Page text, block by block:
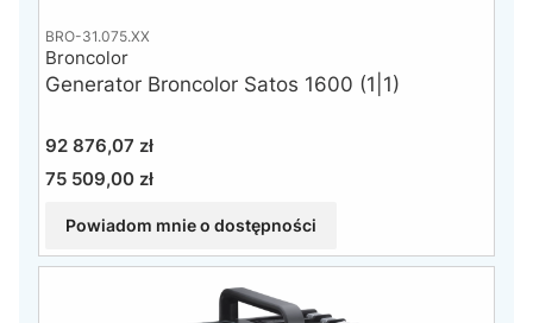
BRO-31.075.XX
Generator Broncolor Satos 1600 (1|1)
Broncolor
Cena
92 876,07 zł
Cena
75 509,00 zł
Powiadom mnie o dostępności